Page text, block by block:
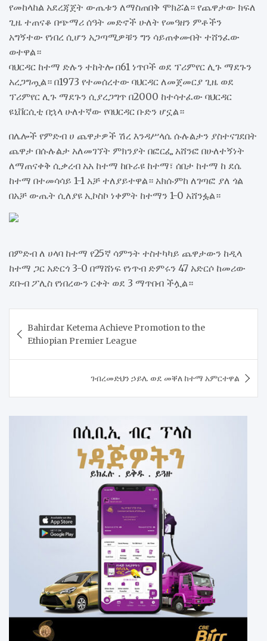
የመከላከል አደረጃጀት ውጤቱን ለማስጠበቅ ሞክሯል። የጨዋታው ክፍለ
ጊዜ ተጠናቆ በጭማሪ ሰዓት መድኖች ሁለት የመዓዘን ምቶችን
አግኝተው የነበረ ሲሆን አጋጣሚዎቹን ግን ሳይጠቀሙበት ተሸንፈው
ወተዋል።
ባህርዳር ከተማ ድሉን ተከትሎ በ61 ነጥቦች ወደ ፕሪምየር ሊጉ ማደጉን
አረጋግጧል። በ1973 የተመሰረተው ባህርዳር ለመጀመርያ ጊዜ ወደ
ፕሪምየር ሊጉ ማደጉን ሲያረጋግጥ በ2000 ከተሳተፈው ባህርዳር
ዩኒቨርሲቲ በኋላ ሁለተኛው የባህርዳር ቡድን ሆኗል።
በሌሎች የምድብ ሀ ጨዋታዎች ሽረ እንዳሥላሴ ሱሉልታን ያስተናገደበት
ጨዋታ በሱሉልታ አለመገኘት ምክንያት በፎርፌ አሸንፎ በሁለተኝነት
ለማጠናቀቅ ሲቃረብ አአ ከተማ ከቡራዩ ከተማ፣ ሰበታ ከተማ ከ ደሴ
ከተማ በተመሳሳይ 1-1 አቻ ተለያይተዋል። አክሱምከ ለገጣፎ ያለ ጎል
በአቻ ውጤት ሲለያዩ ኢኮስኮ ነቀምት ከተማን 1-0 አሸንፏል።
በምድብ ለ ሀላባ ከተማ የ25ኛ ሳምንት ተስተካካይ ጨዋታውን ከዲላ
ከተማ ጋር አድርጎ 3-0 በማሸነፍ የነጥብ ድምሩን 47 አድርሶ ከመሪው
ደቡብ ፖሊስ የነበረውን ርቀት ወደ 3 ማጥበብ ችሏል።
navigation
Bahirdar Ketema Achieve Promotion to the
Ethiopian Premier League
ገብረመድህን ኃይሌ ወደ መቐለ ከተማ አምርተዋል